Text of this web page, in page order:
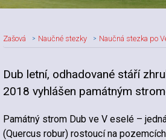
Zašová Naučné stezky Naučná stezka po
Dub letní, odhadované stáří
2018 vyhlášen památným
Památný strom Dub ve V eselé –
(Quercus robur) rostoucí na